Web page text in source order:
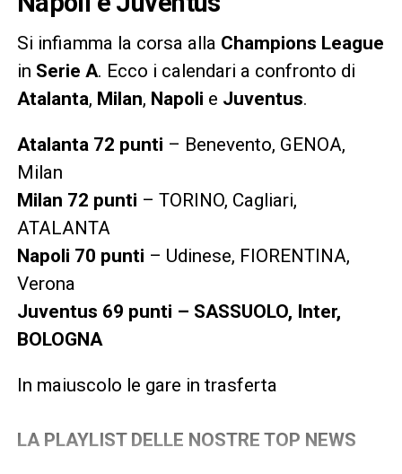
Si infiamma la corsa alla Champions League
in Serie A. Ecco i calendari a confronto di
Atalanta, Milan, Napoli e Juventus.
Atalanta 72 punti – Benevento, GENOA,
Milan
Milan 72 punti – TORINO, Cagliari,
ATALANTA
Napoli 70 punti – Udinese, FIORENTINA,
Verona
Juventus 69 punti – SASSUOLO, Inter,
BOLOGNA
In maiuscolo le gare in trasferta
LA PLAYLIST DELLE NOSTRE TOP NEWS